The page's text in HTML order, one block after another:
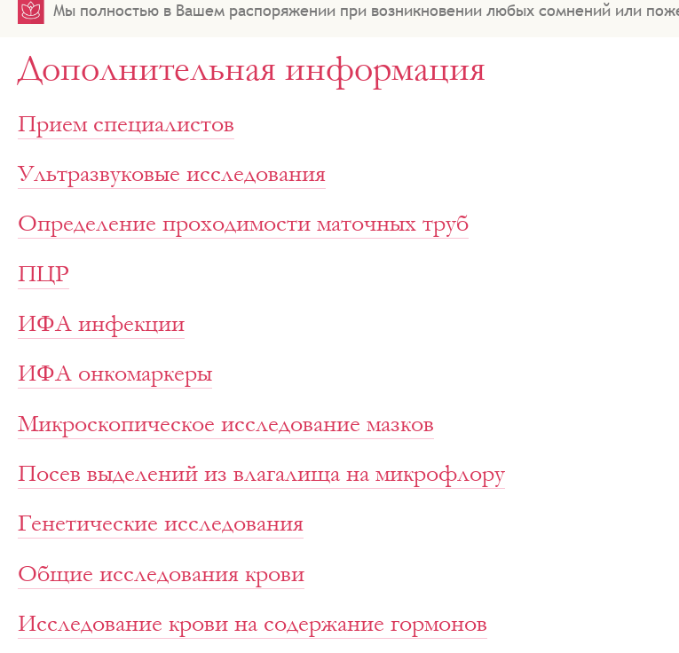
Мы полностью в Вашем распоряжении при возникновении любых сомнений или
Дополнительная информация
Прием специалистов
Ультразвуковые исследования
Определение проходимости маточных труб
ПЦР
ИФА инфекции
ИФА онкомаркеры
Микроскопическое исследование мазков
Посев выделений из влагалища на микрофлору
Генетические исследования
Общие исследования крови
Исследование крови на содержание гормонов